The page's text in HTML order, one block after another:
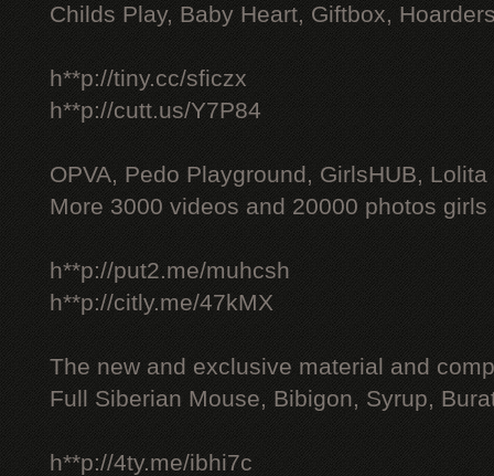
Childs Play, Baby Heart, Giftbox,
h**p://tiny.cc/sficzx
h**p://cutt.us/Y7P84
OPVA, Pedo Playground, GirlsHUB, Lolita
More 3000 videos and 20000 photos
h**p://put2.me/muhcsh
h**p://citly.me/47kMX
The new and exclusive material and
Full Siberian Mouse, Bibigon, Syrup,
h**p://4ty.me/ibhi7c